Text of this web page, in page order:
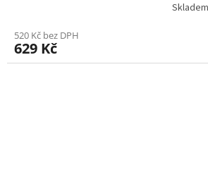
520 Kč bez DPH
629 Kč